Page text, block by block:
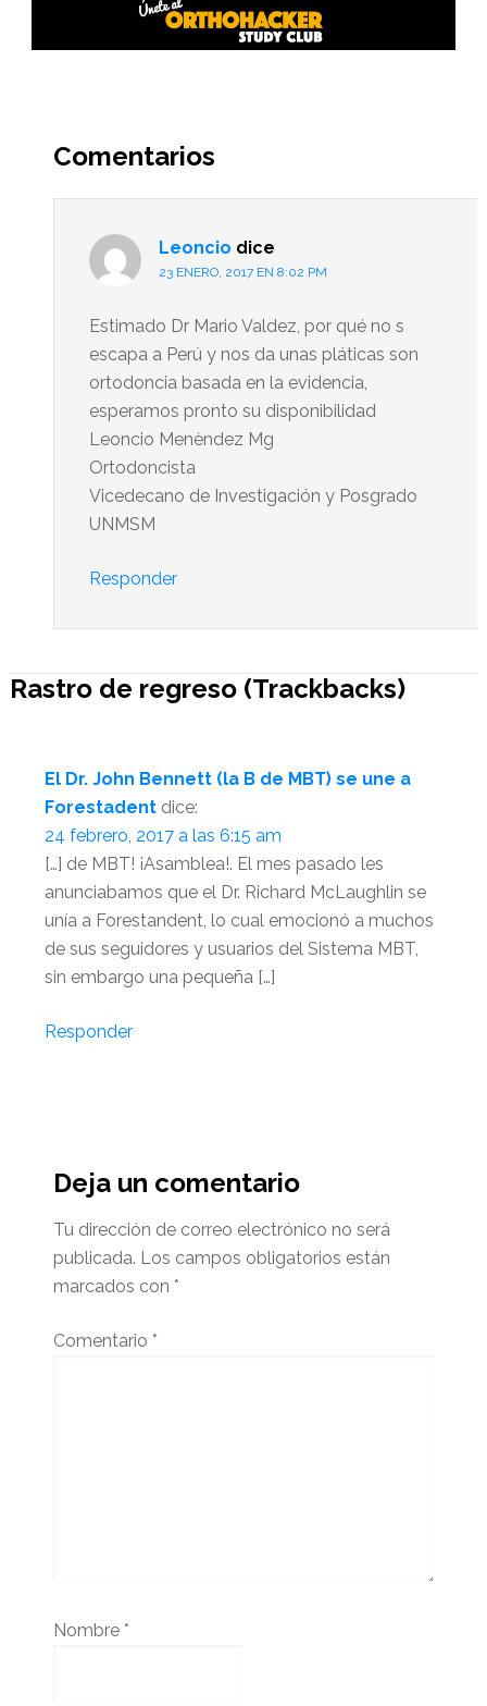
del
lector
Comentarios
Leoncio dice
23 ENERO, 2017 EN 8:02 PM
Estimado Dr Mario Valdez, por qué no s
escapa a Perú y nos da unas pláticas son
ortodoncia basada en la evidencia,
esperamos pronto su disponibilidad
Leoncio Menèndez Mg
Ortodoncista
Vicedecano de Investigación y Posgrado
UNMSM
Responder
Rastro de regreso (Trackbacks)
El Dr. John Bennett (la B de MBT) se une a
Forestadent dice:
24 febrero, 2017 a las 6:15 am
[…] de MBT! ¡Asamblea!. El mes pasado les
anunciabamos que el Dr. Richard McLaughlin se
unía a Forestandent, lo cual emocionó a muchos
de sus seguidores y usuarios del Sistema MBT,
sin embargo una pequeña […]
Responder
Deja un comentario
Tu dirección de correo electrónico no será
publicada. Los campos obligatorios están
marcados con *
Comentario *
Nombre *